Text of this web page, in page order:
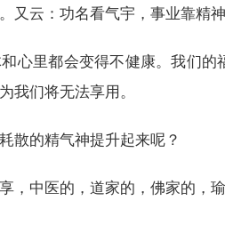
又云：功名看气宇，事业靠精神
心里都会变得不健康。我们
我们将无法享用。
散的精气神提升起来呢？
，中医的，道家的，佛家的，